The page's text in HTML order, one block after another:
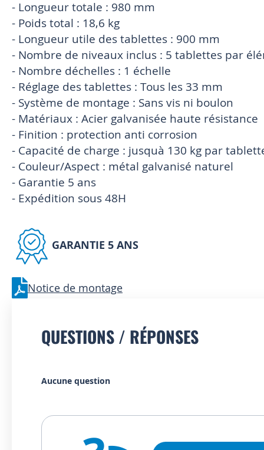
- Longueur totale : 980 mm
- Poids total : 18,6 kg
- Longueur utile des tablettes : 900 mm
- Nombre de niveaux inclus : 5 tablettes par
- Nombre déchelles : 1 échelle
- Réglage des tablettes : Tous les 33 mm
- Système de montage : Sans vis ni boulon
- Matériaux : Acier galvanisée haute résistance
- Finition : protection anti corrosion
- Capacité de charge : jusquà 130 kg par
- Couleur/Aspect : métal galvanisé naturel
- Garantie 5 ans
- Expédition sous 48H
GARANTIE 5 ANS
Notice de montage
QUESTIONS / RÉPONSES
Aucune question